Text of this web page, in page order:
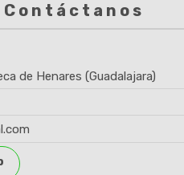
Contáctanos
de Henares (Guadalajara)